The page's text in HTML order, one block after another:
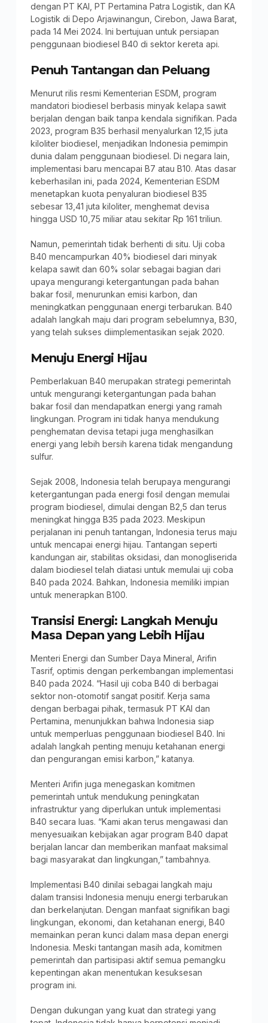
dengan PT KAI, PT Pertamina Patra Logistik, dan KA
Logistik di Depo Arjawinangun, Cirebon, Jawa Barat,
pada 14 Mei 2024. Ini bertujuan untuk persiapan
penggunaan biodiesel B40 di sektor kereta api.
Penuh Tantangan dan Peluang
Menurut rilis resmi Kementerian ESDM, program
mandatori biodiesel berbasis minyak kelapa sawit
berjalan dengan baik tanpa kendala signifikan. Pada
2023, program B35 berhasil menyalurkan 12,15 juta
kiloliter biodiesel, menjadikan Indonesia pemimpin
dunia dalam penggunaan biodiesel. Di negara lain,
implementasi baru mencapai B7 atau B10. Atas dasar
keberhasilan ini, pada 2024, Kementerian ESDM
menetapkan kuota penyaluran biodiesel B35
sebesar 13,41 juta kiloliter, menghemat devisa
hingga USD 10,75 miliar atau sekitar Rp 161 triliun.
Namun, pemerintah tidak berhenti di situ. Uji coba
B40 mencampurkan 40% biodiesel dari minyak
kelapa sawit dan 60% solar sebagai bagian dari
upaya mengurangi ketergantungan pada bahan
bakar fosil, menurunkan emisi karbon, dan
meningkatkan penggunaan energi terbarukan. B40
adalah langkah maju dari program sebelumnya, B30,
yang telah sukses diimplementasikan sejak 2020.
Menuju Energi Hijau
Pemberlakuan B40 merupakan strategi pemerintah
untuk mengurangi ketergantungan pada bahan
bakar fosil dan mendapatkan energi yang ramah
lingkungan. Program ini tidak hanya mendukung
penghematan devisa tetapi juga menghasilkan
energi yang lebih bersih karena tidak mengandung
sulfur.
Sejak 2008, Indonesia telah berupaya mengurangi
ketergantungan pada energi fosil dengan memulai
program biodiesel, dimulai dengan B2,5 dan terus
meningkat hingga B35 pada 2023. Meskipun
perjalanan ini penuh tantangan, Indonesia terus maju
untuk mencapai energi hijau. Tantangan seperti
kandungan air, stabilitas oksidasi, dan monogliserida
dalam biodiesel telah diatasi untuk memulai uji coba
B40 pada 2024. Bahkan, Indonesia memiliki impian
untuk menerapkan B100.
Transisi Energi: Langkah Menuju
Masa Depan yang Lebih Hijau
Menteri Energi dan Sumber Daya Mineral, Arifin
Tasrif, optimis dengan perkembangan implementasi
B40 pada 2024. “Hasil uji coba B40 di berbagai
sektor non-otomotif sangat positif. Kerja sama
dengan berbagai pihak, termasuk PT KAI dan
Pertamina, menunjukkan bahwa Indonesia siap
untuk memperluas penggunaan biodiesel B40. Ini
adalah langkah penting menuju ketahanan energi
dan pengurangan emisi karbon,” katanya.
Menteri Arifin juga menegaskan komitmen
pemerintah untuk mendukung peningkatan
infrastruktur yang diperlukan untuk implementasi
B40 secara luas. “Kami akan terus mengawasi dan
menyesuaikan kebijakan agar program B40 dapat
berjalan lancar dan memberikan manfaat maksimal
bagi masyarakat dan lingkungan,” tambahnya.
Implementasi B40 dinilai sebagai langkah maju
dalam transisi Indonesia menuju energi terbarukan
dan berkelanjutan. Dengan manfaat signifikan bagi
lingkungan, ekonomi, dan ketahanan energi, B40
memainkan peran kunci dalam masa depan energi
Indonesia. Meski tantangan masih ada, komitmen
pemerintah dan partisipasi aktif semua pemangku
kepentingan akan menentukan kesuksesan
program ini.
Dengan dukungan yang kuat dan strategi yang